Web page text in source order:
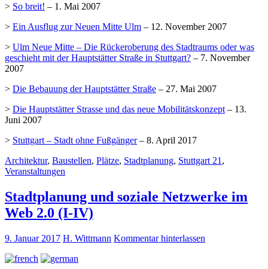
> So breit! – 1. Mai 2007
> Ein Ausflug zur Neuen Mitte Ulm – 12. November 2007
> Ulm Neue Mitte – Die Rückeroberung des Stadtraums oder was
geschieht mit der Hauptstätter Straße in Stuttgart? – 7. November
2007
> Die Bebauung der Hauptstätter Straße – 27. Mai 2007
> Die Hauptstätter Strasse und das neue Mobilitätskonzept – 13.
Juni 2007
> Stuttgart – Stadt ohne Fußgänger– 8. April 2017
Architektur, Baustellen, Plätze, Stadtplanung, Stuttgart 21 ,
Veranstaltungen
Stadtplanung und soziale Netzwerke im
Web 2.0 (I-IV)
9. Januar 2017 H. Wittmann Kommentar hinterlassen